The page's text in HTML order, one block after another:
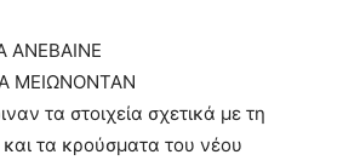
ΑΝΕΒΑΙΝΕ
ΜΕΙΩΝΟΝΤΑΝ
τα στοιχεία σχετικά με τη
τα κρούσματα του νέου